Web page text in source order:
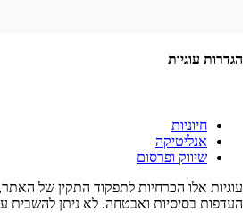
הגדרות עוגיות
חיוניות
אנליטיקה
שיווק ופרסום
עוגיות אלו הכרחיות לתפקוד התקין של
העדפות בסיסיות ואבטחה. לא ניתן להשבית